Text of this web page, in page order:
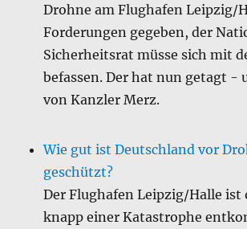
Drohne am Flughafen Leipzig/
Forderungen gegeben, der
Sicherheitsrat müsse sich mit
befassen. Der hat nun getagt -
von Kanzler Merz.
Wie gut ist Deutschland vor
geschützt?
Der Flughafen Leipzig/Halle
knapp einer Katastrophe